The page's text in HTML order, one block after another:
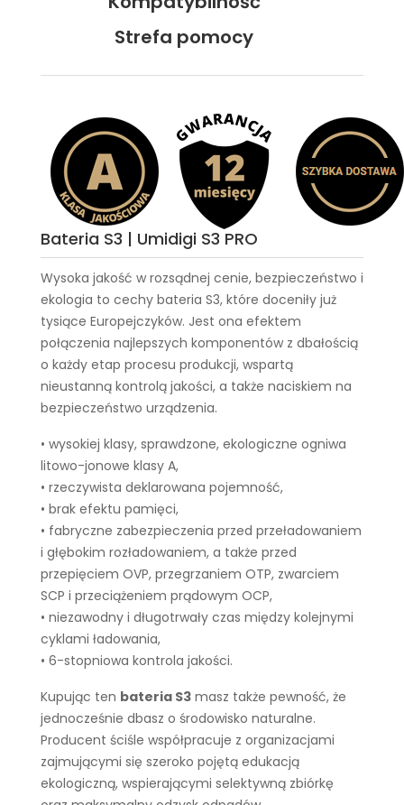
Strefa pomocy
Bateria S3 | Umidigi S3 PRO
Wysoka jakość w rozsądnej cenie, bezpieczeństwo i
ekologia to cechy bateria S3, które doceniły już
tysiące Europejczyków. Jest ona efektem
połączenia najlepszych komponentów z dbałością
o każdy etap procesu produkcji, wspartą
nieustanną kontrolą jakości, a także naciskiem na
bezpieczeństwo urządzenia.
• wysokiej klasy, sprawdzone, ekologiczne ogniwa
litowo-jonowe klasy A,
• rzeczywista deklarowana pojemność,
• brak efektu pamięci,
• fabryczne zabezpieczenia przed przeładowaniem
i głębokim rozładowaniem, a także przed
przepięciem OVP, przegrzaniem OTP, zwarciem
SCP i przeciążeniem prądowym OCP,
• niezawodny i długotrwały czas między kolejnymi
cyklami ładowania,
• 6-stopniowa kontrola jakości.
Kupując ten bateria S3 masz także pewność, że
jednocześnie dbasz o środowisko naturalne.
Producent ściśle współpracuje z organizacjami
zajmującymi się szeroko pojętą edukacją
ekologiczną, wspierającymi selektywną zbiórkę